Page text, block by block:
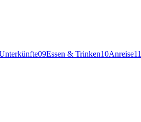
09Essen & Trinken10Anreise11